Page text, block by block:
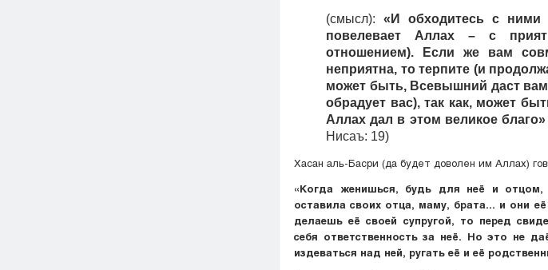
(смысл):«И обходитесь с ними
повелевает Аллах – с
отношением). Если же вам
неприятна, то терпите (и
может быть, Всевышний даст
обрадует вас), так как, может
Аллах дал в этом великое благо»
Нисаъ: 19)
Хасан аль-Басри (да будет доволен им Аллах)
«Когда женишься, будь для неё и
оставила своих отца, маму, брата... и они
делаешь её своей супругой, то перед
себя ответственность за неё. Но это не
издеваться над ней, ругать её и её